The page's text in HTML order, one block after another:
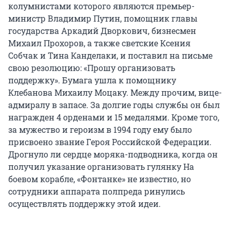
колумнистами которого являются премьер-
министр Владимир Путин, помощник главы
государства Аркадий Дворкович, бизнесмен
Михаил Прохоров, а также светские Ксения
Собчак и Тина Канделаки, и поставил на письме
свою резолюцию: «Прошу организовать
поддержку». Бумага ушла к помощнику
Клебанова Михаилу Моцаку. Между прочим, вице-
адмиралу в запасе. За долгие годы службы он был
награжден 4 орденами и 15 медалями. Кроме того,
за мужество и героизм в 1994 году ему было
присвоено звание Героя Российской Федерации.
Дрогнуло ли сердце моряка-подводника, когда он
получил указание организовать гулянку На
боевом корабле, «Фонтанке» не известно, но
сотрудники аппарата полпреда ринулись
осуществлять поддержку этой идеи.